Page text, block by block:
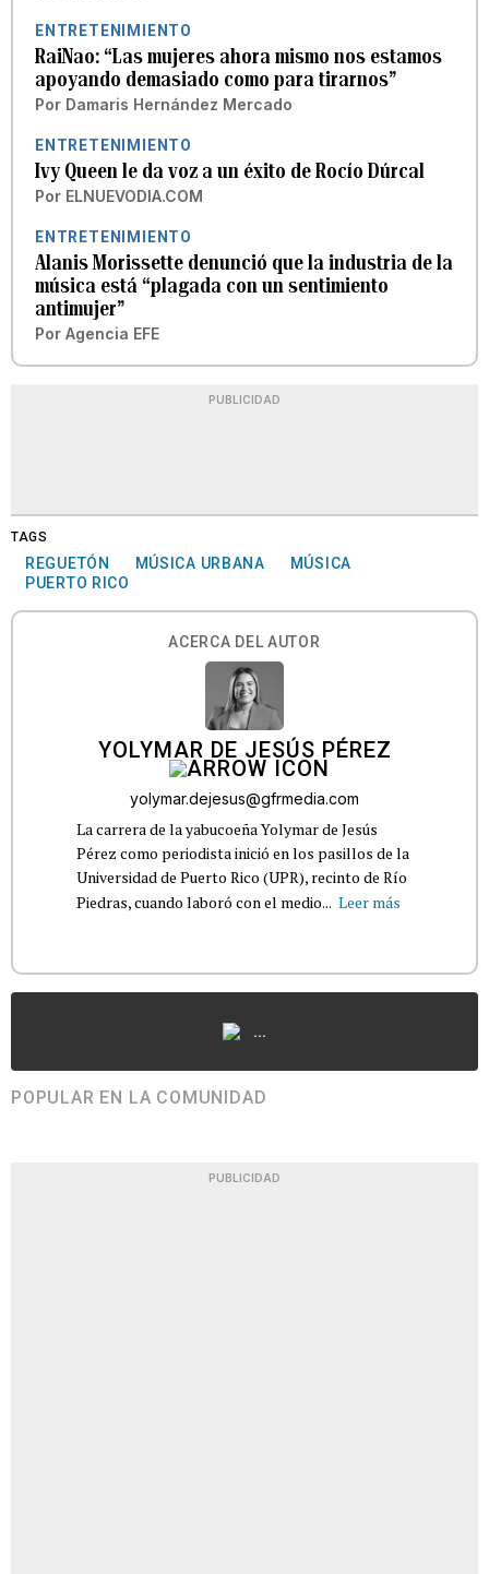
ENTRETENIMIENTO
RaiNao: “Las mujeres ahora mismo nos estamos
apoyando demasiado como para tirarnos”
Por Damaris Hernández Mercado
ENTRETENIMIENTO
Ivy Queen le da voz a un éxito de Rocío Dúrcal
Por ELNUEVODIA.COM
ENTRETENIMIENTO
Alanis Morissette denunció que la industria de la
música está “plagada con un sentimiento
antimujer”
Por Agencia EFE
PUBLICIDAD
TAGS
REGUETÓN MÚSICA URBANA
MÚSICA
PUERTO RICO
ACERCA DEL AUTOR
YOLYMAR DE JESÚS PÉREZ
yolymar.dejesus@gfrmedia.com
La carrera de la yabucoeña Yolymar de Jesús
Pérez como periodista inició en los pasillos de la
Universidad de Puerto Rico (UPR), recinto de Río
Piedras, cuando laboró con el medio... Leer más
...
POPULAR EN LA COMUNIDAD
PUBLICIDAD